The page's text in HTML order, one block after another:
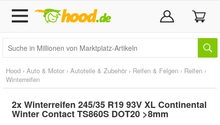
Hood › Auto & Motor › Autoteile & Zubehör › Reifen & Felgen › Reifen ›
Winterreifen
2x Winterreifen 245/35 R19 93V XL Continental
Winter Contact TS860S DOT20 >8mm